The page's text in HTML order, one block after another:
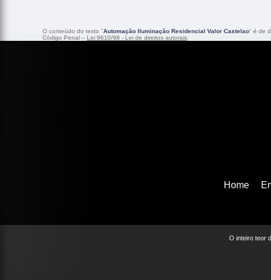
O conteúdo do texto "Automação Iluminação Residencial Valor Castelao" é de
Código Penal – Lei 9610/98 - Lei de direitos autorais
Home
O inteiro teor